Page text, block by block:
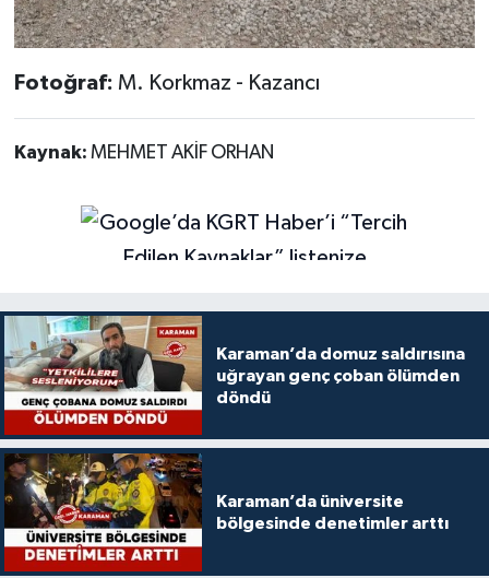
Fotoğraf: M. Korkmaz - Kazancı
Kaynak: MEHMET AKİF ORHAN
Karaman’da domuz saldırısına
uğrayan genç çoban ölümden
döndü
Karaman’da üniversite
bölgesinde denetimler arttı